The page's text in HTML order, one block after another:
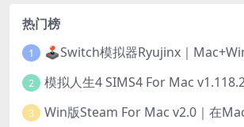
热门榜
1
2
3